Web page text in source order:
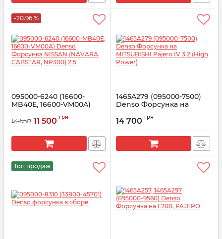
-20.96 %
095000-6240 (16600-
MB40E, 16600-VM00A)
(NAVARA, CABSTAR,
Артикул: 095000-6240
14 550 11 500 грн
1465A279 (095000-7500)
Denso Форсунка на
(High Power)
Артикул: 095000-7500
14 700 грн
Топ продаж